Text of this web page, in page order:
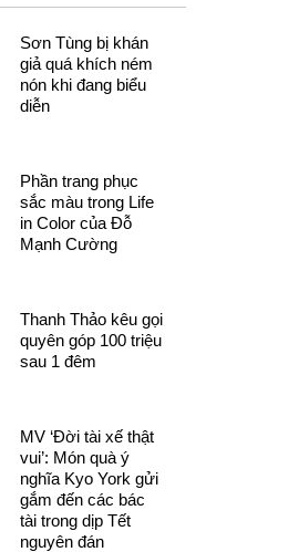
Sơn Tùng bị khán
giả quá khích ném
nón khi đang biểu
diễn
Phần trang phục
sắc màu trong Life
in Color của Đỗ
Mạnh Cường
Thanh Thảo kêu gọi
quyên góp 100 triệu
sau 1 đêm
MV ‘Đời tài xế thật
vui’: Món quà ý
nghĩa Kyo York gửi
gắm đến các bác
tài trong dịp Tết
nguyên đán